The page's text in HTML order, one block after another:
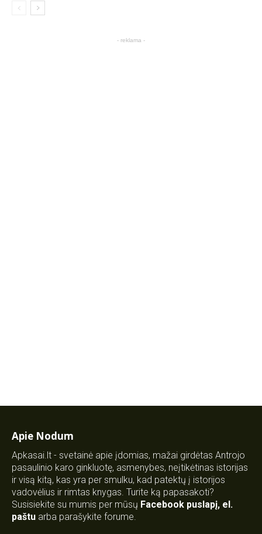
- reklama -
Apie Nodum
Apkasai.lt - svetainė apie įdomias, mažai girdėtas Antrojo
pasaulinio karo ginkluotę, asmenybes, neįtikėtinas istorijas
ir visą kitą, kas yra per smulku, kad patektų į istorijos
vadovėlius ir rimtas knygas. Turite ką papasakoti?
Susisiekite su mumis per mūsų Facebook puslapį, el.
paštu arba parašykite forume.